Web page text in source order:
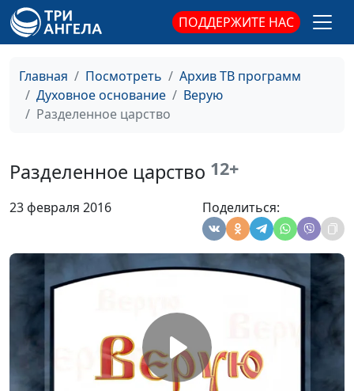
ПОДДЕРЖИТЕ НАС
Главная Посмотреть
Архив ТВ программ
Духовное основание
Верую
Разделенное царство
Разделенное царство 12+
23 февраля 2016 Поделиться:
История Эсфири
Иван Лобанов,
перевода Библии при
Заокской Духовной
сотрудник Института
Заокской Духовной
Академии
История Елисея
Иван Лобанов,
сотрудник Института
Заокской Духовной
Академии
#235
История Илии
Иван Лобанов,
сотрудник Института